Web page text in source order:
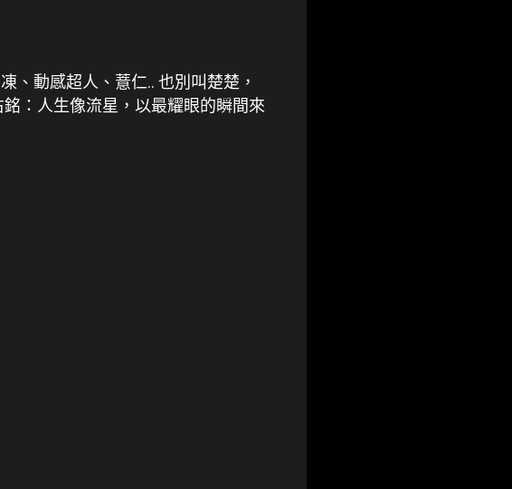
動感超人、薏仁.. 也別叫楚楚，
：人生像流星，以最耀眼的瞬間來